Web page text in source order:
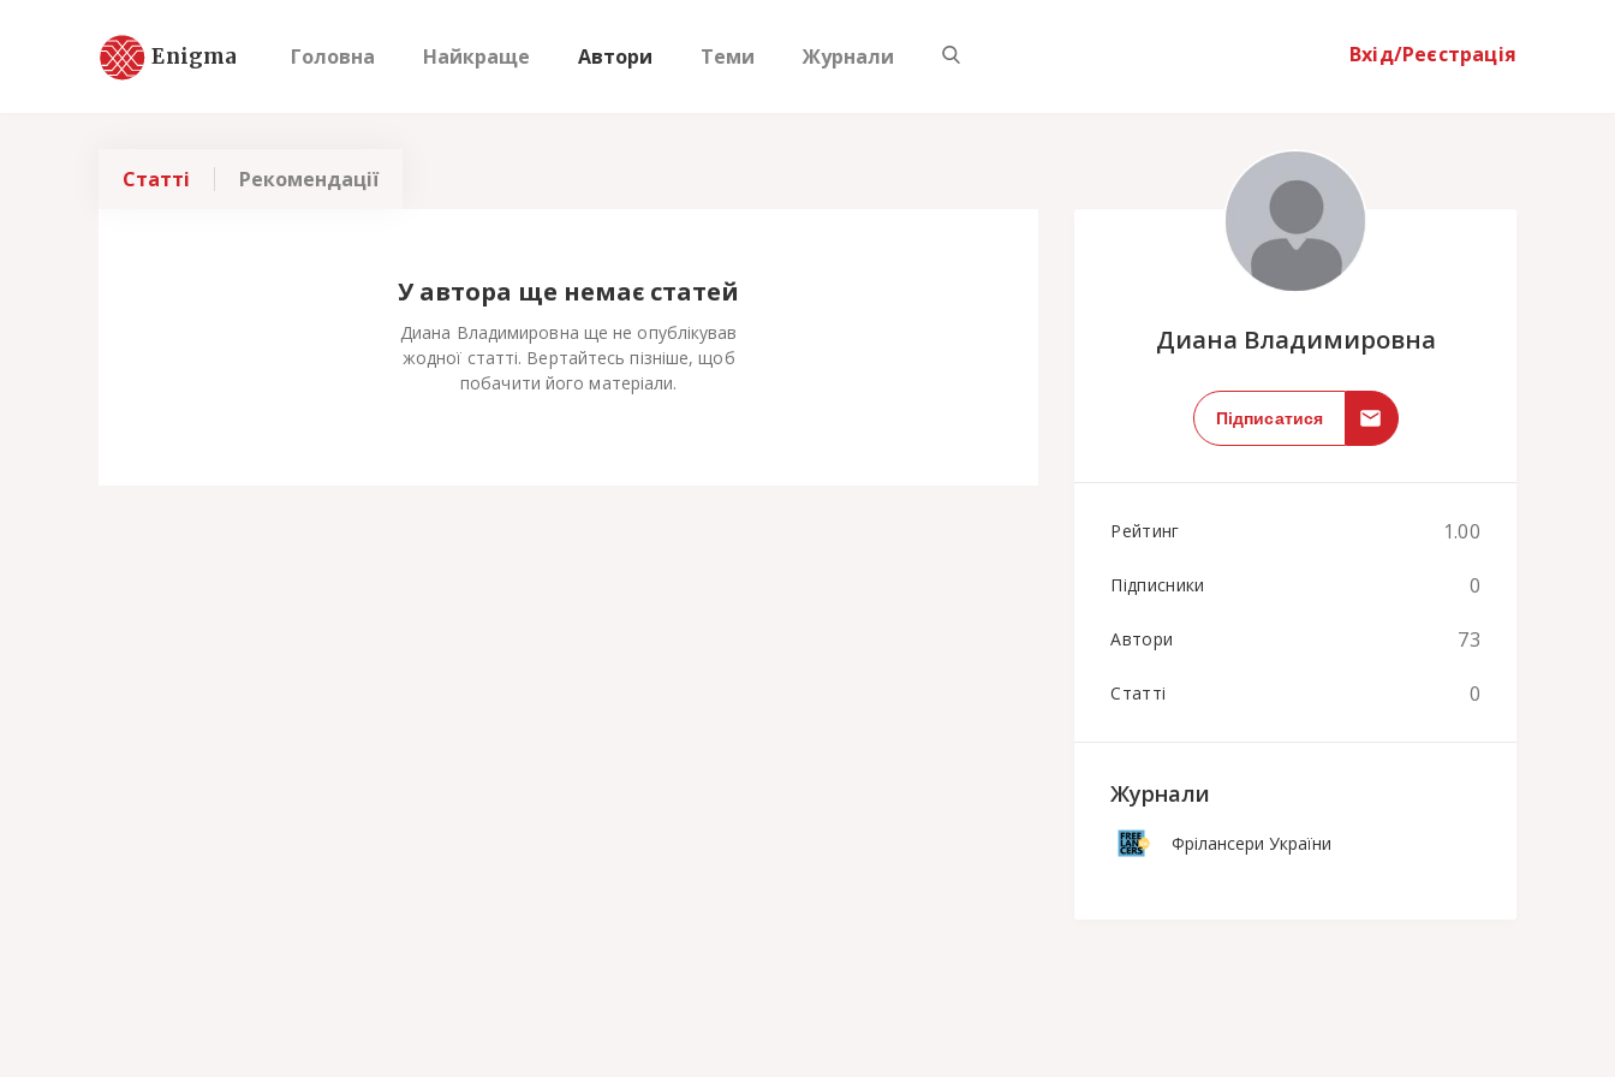
Enigma Головна Найкраще Автори Теми Журнали Вхід/Реєстрація
Диана Владимировна
Підписатися
Рейтинг 1.00
Підписники 0
Автори 73
Статті 0
Журнали
Фрілансери України
Статті Рекомендації
У автора ще немає статей
Диана Владимировна ще не опублікував
жодної статті. Вертайтесь пізніше, щоб
побачити його матеріали.